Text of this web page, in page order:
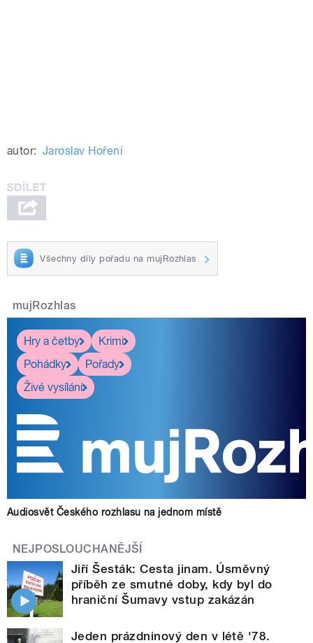
autor: Jaroslav Hoření
Všechny díly pořadu na mujRozhlas
mujRozhlas
Hry a četby
Krimi
Pohádky
Pořady
Živé vysílání
Audiosvět Českého rozhlasu na jednom místě
NEJPOSLOUCHANĚJŠÍ
Jiří Šesták: Cesta jinam. Úsměvný
příběh ze smutné doby, kdy byl do
hraniční Šumavy vstup zakázán
Jeden prázdninový den v létě '78.